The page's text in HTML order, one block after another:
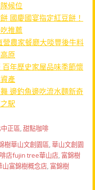
候位
國慶國宴指定紅豆餅！
推薦
營農家餐廳大啖豐後牛料
原
百年歷史家屋品味季節懷
產
邊釣魚邊吃流水麵新奇
駅
正區,甜點咖啡
樹華山文創園區,華山文創園
店fujin tree華山店, 富錦樹
山富錦樹概念店, 富錦樹